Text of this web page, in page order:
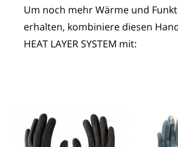
Um noch mehr Wärme und
erhalten, kombiniere diesen
HEAT LAYER SYSTEM mit: